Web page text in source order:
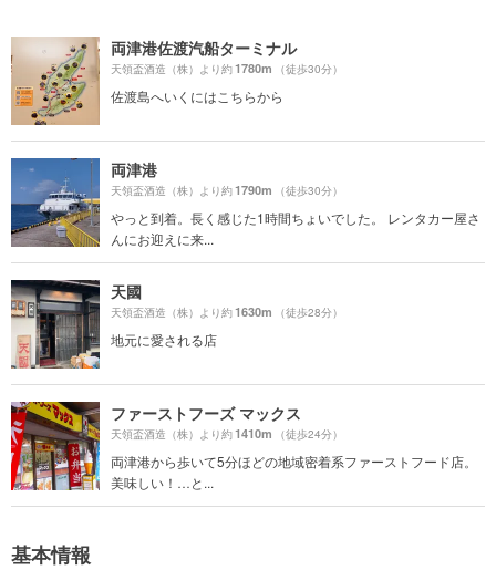
両津港佐渡汽船ターミナル
天領盃酒造（株）より約1780m （徒歩30分）
佐渡島へいくにはこちらから
両津港
天領盃酒造（株）より約1790m （徒歩30分）
やっと到着。長く感じた1時間ちょいでした。 レンタカー屋さ
んにお迎えに来...
天國
天領盃酒造（株）より約1630m （徒歩28分）
地元に愛される店
ファーストフーズ マックス
天領盃酒造（株）より約1410m （徒歩24分）
両津港から歩いて5分ほどの地域密着系ファーストフード店。
美味しい！…と...
基本情報